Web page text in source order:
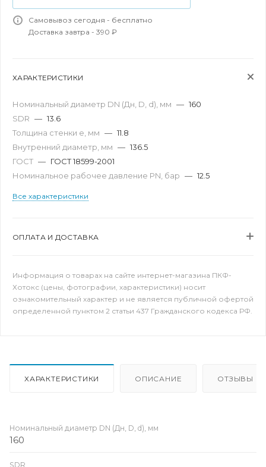
Самовывоз сегодня - бесплатно
Доставка завтра - 390 ₽
ХАРАКТЕРИСТИКИ
Номинальный диаметр DN (Дн, D, d), мм — 160
SDR — 13.6
Толщина стенки e, мм — 11.8
Внутренний диаметр, мм — 136.5
ГОСТ — ГОСТ 18599-2001
Номинальное рабочее давление PN, бар — 12.5
Все характеристики
ОПЛАТА И ДОСТАВКА
Информация о товарах на сайте интернет-магазина ПКФ-
Хотокс (цены, фотографии, характеристики) носит
ознакомительный характер и не является публичной офертой
определенной пунктом 2 статьи 437 Гражданского кодекса РФ.
ХАРАКТЕРИСТИКИ ОПИСАНИЕ ОТЗЫВЫ
Номинальный диаметр DN (Дн, D, d), мм
160
SDR